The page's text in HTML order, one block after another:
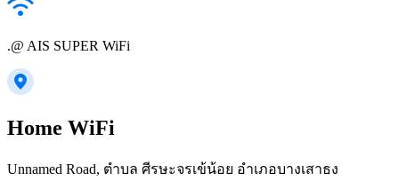
.@ AIS SUPER WiFi
Home WiFi
Unnamed Road, ตำบล ศีรษะจรเข้น้อย อำเภอบางเสาธง